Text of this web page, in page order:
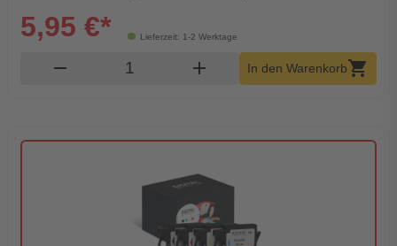
Lieferzeit: 1-2 Werktage
5,95 €*
remove Produkt Warenkorb Menge
add In den Warenkorb shopping_cart